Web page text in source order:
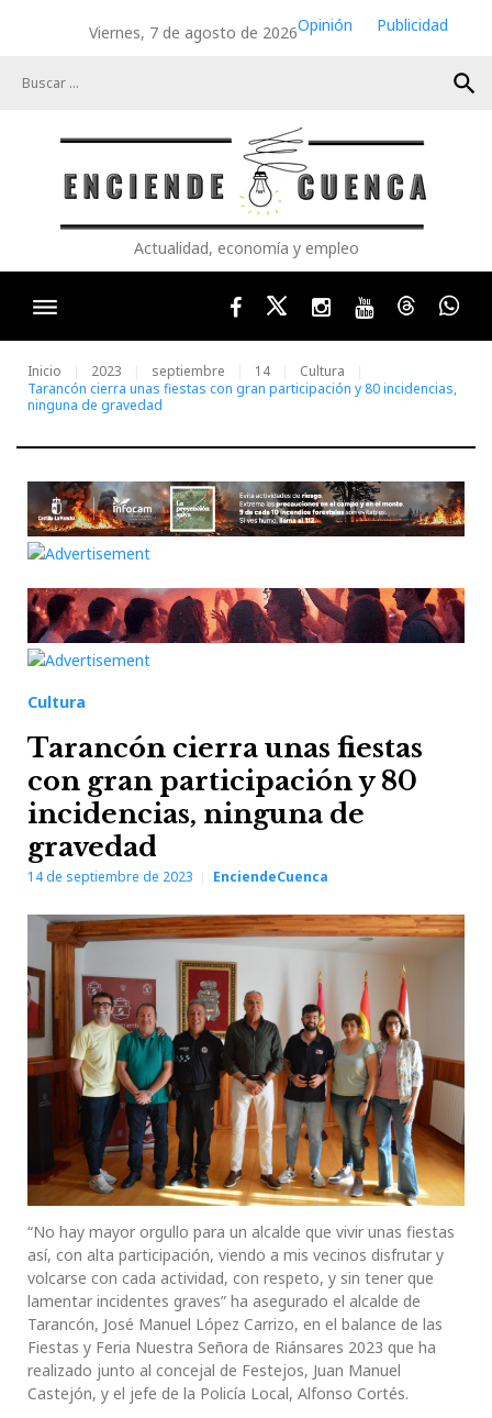
Viernes, 7 de agosto de 2026Opinión
Publicidad
search
Actualidad, economía y empleo
FacebookTwitterInstagram
YoutubeThreads
Inicio 2023 septiembre 14
Cultura
Tarancón cierra unas fiestas con gran participación y 80 incidencias,
ninguna de gravedad
Cultura
Tarancón cierra unas fiestas
con gran participación y 80
incidencias, ninguna de
gravedad
14 de septiembre de 2023 EnciendeCuenca
“No hay mayor orgullo para un alcalde que vivir unas fiestas
así, con alta participación, viendo a mis vecinos disfrutar y
volcarse con cada actividad, con respeto, y sin tener que
lamentar incidentes graves” ha asegurado el alcalde de
Tarancón, José Manuel López Carrizo, en el balance de las
Fiestas y Feria Nuestra Señora de Riánsares 2023 que ha
realizado junto al concejal de Festejos, Juan Manuel
Castejón, y el jefe de la Policía Local, Alfonso Cortés.